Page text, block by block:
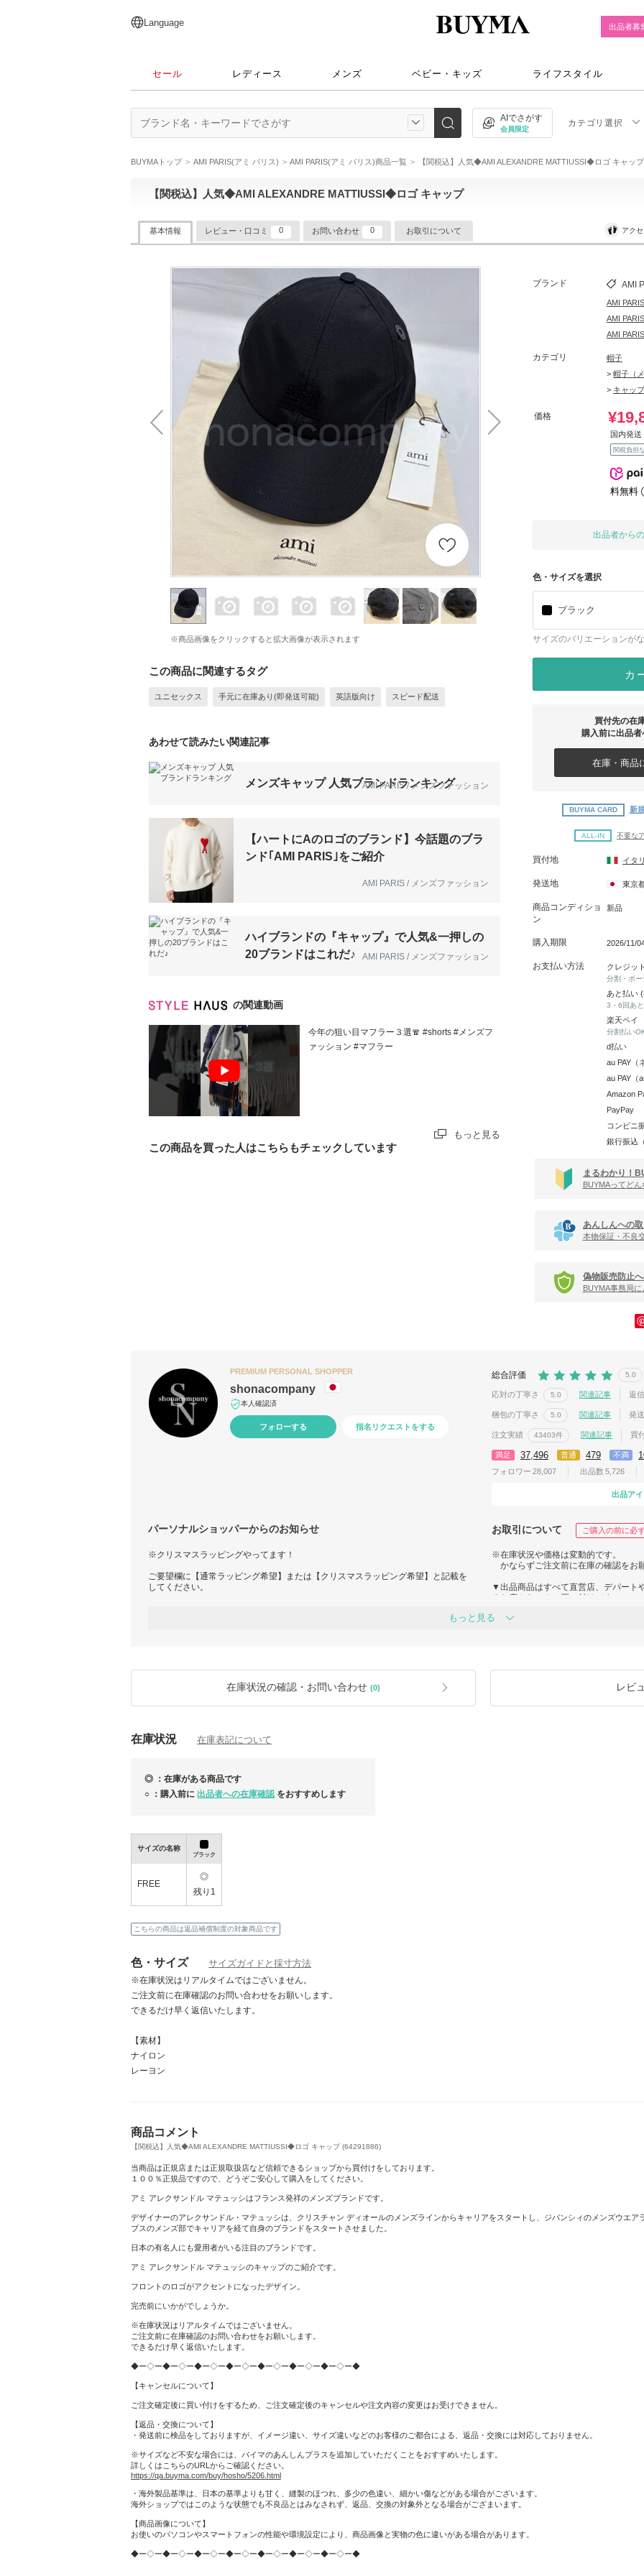
日本語
English
简体中文
繁體中文
Language 出品者募
セール レディース メンズ ベビー・キッズ ライフスタイル
AIでさがす
会員限定
カテゴリ選択
BUYMAトップ AMI PARIS(アミ パリス) AMI PARIS(アミ パリス)商品一覧 【関税込】人気◆AMI ALEXANDRE MATTIUSSI◆ロゴ キャップ
【関税込】人気◆AMI ALEXANDRE MATTIUSSI◆ロゴ キャップ
基本情報 レビュー・口コミ 0 お問い合わせ 0 お取引について アク
※商品画像をクリックすると拡大画像が表示されます
この商品に関連するタグ
ユニセックス 手元に在庫あり(即発送可能) 英語版向け スピード配送
あわせて読みたい関連記事
メンズキャップ 人気ブランドランキング
AMI PARIS / メンズファッション
【ハートにAのロゴのブランド】今話題のブラ
ンド｢AMI PARIS｣をご紹介
AMI PARIS / メンズファッション
ハイブランドの『キャップ』で人気&一押しの
20ブランドはこれだ♪
AMI PARIS / メンズファッション
の関連動画
今年の狙い目マフラー３選🧣 #shorts #メンズフ
ァッション #マフラー
もっと見る
この商品を買った人はこちらもチェックしています
ブランド AMI
AMI
AMI
AMI
カテゴリ
帽子
> 帽子（メ
> キャップ
価格
国内発
関税負担な
料無料
出品者からの
色・サイズを選択
ブラック
サイズのバリエーションが
カ
買付先の在
購入前に出品者
在庫・商品
BUYMA CARD 新
ALL-IN 不要な
買付地 イタ
発送地 東京
商品コンディショ
ン
新品
購入期限 2026/11/
お支払い方法 クレジッ
分割・ボー
あと払い
3・6回あ
楽天ペイ
分割払い
d払い
au PAY（
au PAY（
Amazon
PayPay
コンビニ
銀行振込
まるわかり！
BUYMAってど
あんしんへの
本物保証・不良
偽物販売防止
BUYMA事務局
PREMIUM PERSONAL SHOPPER
shonacompany
本人確認済
フォローする 指名リクエストをする
総合評価 5.0
応対の丁寧さ 5.0 関連記事 返
梱包の丁寧さ 5.0 関連記事 発
注文実績 43403件 関連記事 買
満足 37,496 普通 479 不満
フォロワー 28,007 出品数 5,726
出品ア
パーソナルショッパーからのお知らせ お取引について ご購入の前に必
※クリスマスラッピングやってます！
ご要望欄に【通常ラッピング希望】または【クリスマスラッピング希望】と記載を
してください。
商品ページの在庫状況はリアムタイムではありません。
在庫切れの場合には、お取引をキャンセルさせていただきます。
できるだけ早く返信いたします。
▼出品商品は直営店、デパートや正規取扱セレクトショップなど、こちらで信頼で
（追跡はあります）
※在庫状況や価格は変動的です。
かならずご注文前に在庫の確認をお
▼出品商品はすべて直営店、デパート
るお店からのみの買い付けです。
▼販売価格送料込となっております。
▼お客様への発送前には、すべて手作
▼即発送などの手元に在庫のある商品
クリスマスプレゼントまだ間に合います！
もっと見る
在庫状況の確認・お問い合わせ (0) レビ
在庫状況 在庫表記について
◎ ：在庫がある商品です
○ ：購入前に 出品者への在庫確認 をおすすめします
サイズの名称
ブラック
FREE
◎
残り1
こちらの商品は返品補償制度の対象商品です
色・サイズ サイズガイドと採寸方法
※在庫状況はリアルタイムではございません。
ご注文前に在庫確認のお問い合わせをお願いします。
できるだけ早く返信いたします。
【素材】
ナイロン
レーヨン
商品コメント
【関税込】人気◆AMI ALEXANDRE MATTIUSSI◆ロゴ キャップ (64291886)
当商品は正規店または正規取扱店など信頼できるショップから買付けをしております。
１００％正規品ですので、どうぞご安心して購入をしてください。
アミ アレクサンドル マテュッシはフランス発祥のメンズブランドです。
デザイナーのアレクサンドル・マテュッシは、クリスチャン ディオールのメンズラインからキャリアをスタートし、ジバンシィのメンズウエア
ブスのメンズ部でキャリアを経て自身のブランドをスタートさせました。
日本の有名人にも愛用者がいる注目のブランドです。
アミ アレクサンドル マテュッシのキャップのご紹介です。
フロントのロゴがアクセントになったデザイン。
完売前にいかがでしょうか。
※在庫状況はリアルタイムではございません。
ご注文前に在庫確認のお問い合わせをお願いします。
できるだけ早く返信いたします。
◆ー◇ー◆ー◇ー◆ー◇ー◆ー◇ー◆ー◇ー◆ー◇ー◆ー◇ー◆
【キャンセルについて】
ご注文確定後に買い付けをするため、ご注文確定後のキャンセルや注文内容の変更はお受けできません。
【返品・交換について】
・発送前に検品をしておりますが、イメージ違い、サイズ違いなどのお客様のご都合による、返品・交換には対応しておりません。
※サイズなど不安な場合には、バイマのあんしんプラスを追加していただくことをおすすめいたします。
詳しくはこちらのURLからご確認ください。
https://qa.buyma.com/buy/hosho/5206.html
・海外製品基準は、日本の基準よりも甘く、縫製のほつれ、多少の色違い、細かい傷などがある場合がございます。
海外ショップではこのような状態でも不良品とはみなされず、返品、交換の対象外となる場合がござまいます。
【商品画像について】
お使いのパソコンやスマートフォンの性能や環境設定により、商品画像と実物の色に違いがある場合があります。
◆ー◇ー◆ー◇ー◆ー◇ー◆ー◇ー◆ー◇ー◆ー◇ー◆ー◇ー◆